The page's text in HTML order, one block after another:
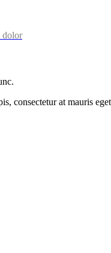
dolor
consectetur at mauris